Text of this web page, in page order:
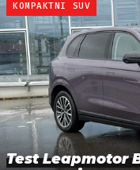
KOMPAKTNI SUV
Test Leapmotor